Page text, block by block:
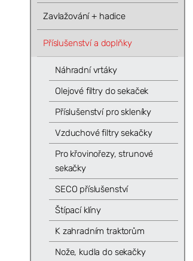
Zavlažování + hadice
Příslušenství a doplňky
Náhradní vrtáky
Olejové filtry do sekaček
Příslušenství pro skleníky
Vzduchové filtry sekačky
Pro křovinořezy, strunové
sekačky
SECO příslušenství
Štípací klíny
K zahradním traktorům
Nože, kudla do sekačky